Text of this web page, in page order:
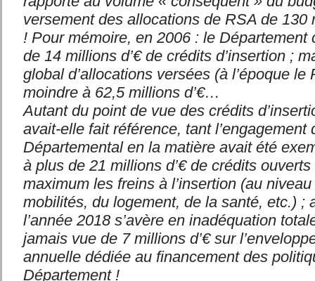
versement des allocations de RSA de 130
! Pour mémoire, en 2006 : le Département
de 14 millions d’€ de crédits d’insertion ;
global d’allocations versées (à l’époque le
moindre à 62,5 millions d’€…
Autant du point de vue des crédits
avait-elle fait référence, tant l’engagement
Départemental en la matière avait été
à plus de 21 millions d’€ de crédits
maximum les freins à l’insertion (au
mobilités, du logement, de la santé, etc.) ;
l’année 2018 s’avère en inadéquation
jamais vue de 7 millions d’€ sur
annuelle dédiée au financement des
Département !